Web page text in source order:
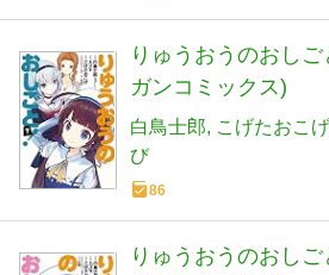
りゅうおうのおし
ガンコミックス)
白鳥士郎 こげたおこげ
び
86
りゅうおうのおし